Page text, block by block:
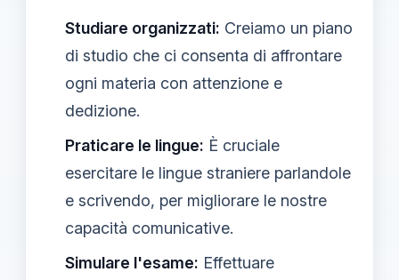
Studiare organizzati: Creiamo un piano
di studio che ci consenta di affrontare
ogni materia con attenzione e
dedizione.
Praticare le lingue: È cruciale
esercitare le lingue straniere parlandole
e scrivendo, per migliorare le nostre
capacità comunicative.
Simulare l'esame: Effettuare